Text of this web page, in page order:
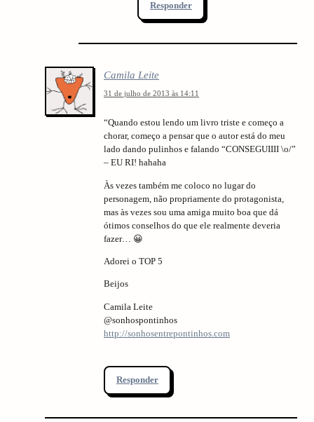
Responder
Camila Leite
31 de julho de 2013 às 14:11
“Quando estou lendo um livro triste e começo a
chorar, começo a pensar que o autor está do meu
lado dando pulinhos e falando “CONSEGUIIII \o/”
– EU RI! hahaha
Às vezes também me coloco no lugar do
personagem, não propriamente do protagonista,
mas às vezes sou uma amiga muito boa que dá
ótimos conselhos do que ele realmente deveria
fazer… 😀
Adorei o TOP 5
Beijos
Camila Leite
@sonhospontinhos
http://sonhosentrepontinhos.com
Responder